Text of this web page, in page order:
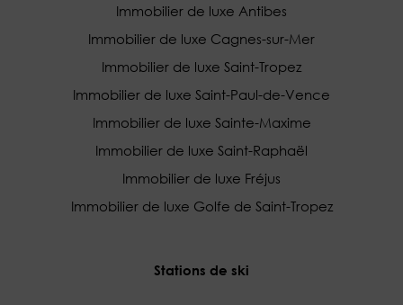
Immobilier de luxe Antibes
Immobilier de luxe Cagnes-sur-Mer
Immobilier de luxe Saint-Tropez
Immobilier de luxe Saint-Paul-de-Vence
Immobilier de luxe Sainte-Maxime
Immobilier de luxe Saint-Raphaël
Immobilier de luxe Fréjus
Immobilier de luxe Golfe de Saint-Tropez
Stations de ski